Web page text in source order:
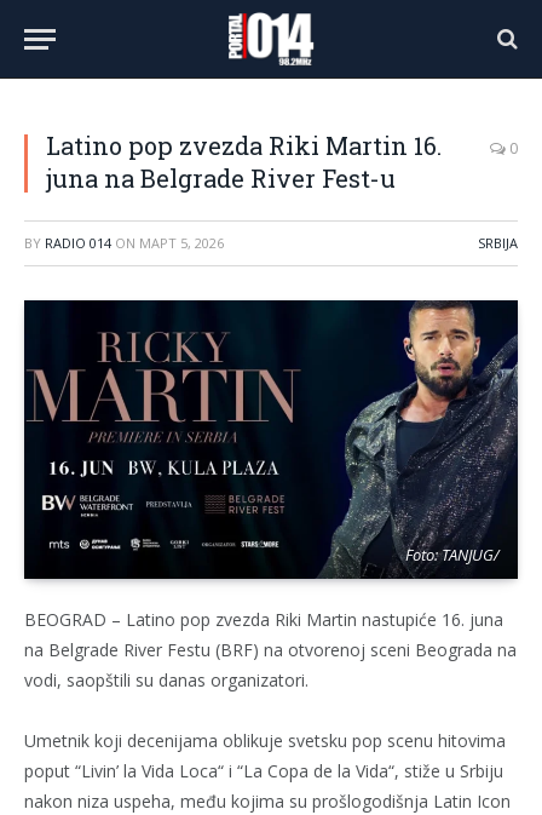
Latino pop zvezda Riki Martin 16.
juna na Belgrade River Fest-u
0
BY RADIO 014 ON МАРТ 5, 2026 SRBIJA
Foto: TANJUG/
BEOGRAD – Latino pop zvezda Riki Martin nastupiće 16. juna
na Belgrade River Festu (BRF) na otvorenoj sceni Beograda na
vodi, saopštili su danas organizatori.
Umetnik koji decenijama oblikuje svetsku pop scenu hitovima
poput “Livin’ la Vida Loca“ i “La Copa de la Vida“, stiže u Srbiju
nakon niza uspeha, među kojima su prošlogodišnja Latin Icon